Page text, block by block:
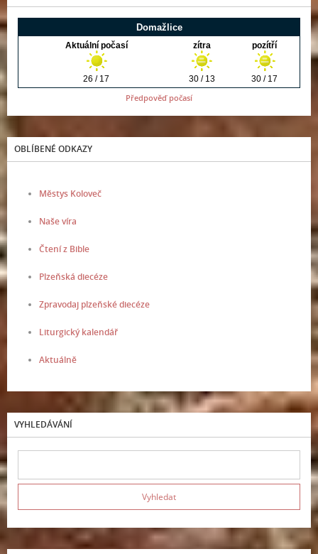
Předpověď počasí
OBLÍBENÉ ODKAZY
Městys Koloveč
Naše víra
Čtení z Bible
Plzeňská diecéze
Zpravodaj plzeňské diecéze
Liturgický kalendář
Aktuálně
VYHLEDÁVÁNÍ